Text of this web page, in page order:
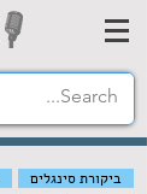
ביקורת סינגלים